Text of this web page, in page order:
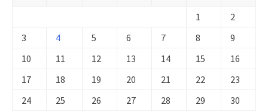
1
2
3
4 5 6 7 8
9
10
11 12 13 14 15
16
17
18 19 20 21 22
23
24
25 26 27 28 29
30